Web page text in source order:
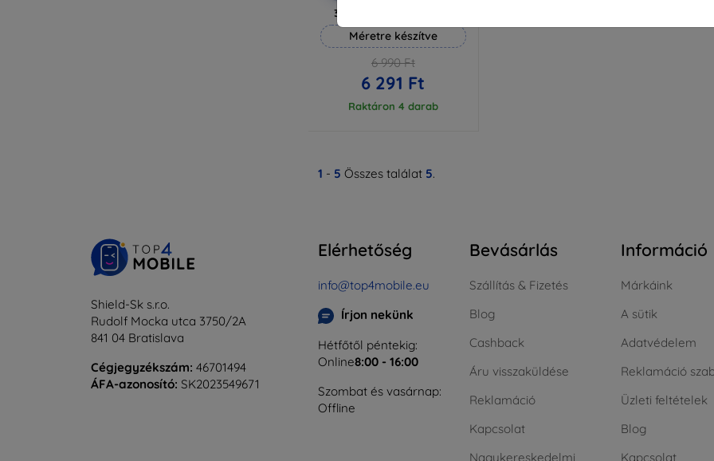
3mk Hammer védőfólia
Méretre készítve
6 990 Ft
6 291 Ft
Raktáron 4 darab
1 - 5 Összes találat 5.
Shield-Sk s.r.o.
Rudolf Mocka utca 3750/2A
841 04 Bratislava
Cégjegyzékszám: 46701494
ÁFA-azonosító: SK2023549671
Elérhetőség
info@top4mobile.eu
Írjon nekünk
Hétfőtől péntekig:
Online8:00 - 16:00
Szombat és vasárnap:
Offline
Bevásárlás
Szállítás & Fizetés
Blog
Cashback
Áru visszaküldése
Reklamáció
Kapcsolat
Nagykereskedelmi
Információ
Márkáink
A sütik
Adatvédelem
Reklamáció
Üzleti feltételek
Blog
Kapcsolat